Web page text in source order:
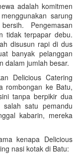
adalah komitmen
sarung
Pengemasan
tidak terpapar debu.
disusun rapi di dus
banyak pelanggan
dalam jumlah besar.
Delicious Catering
rombongan ke Batu,
tanpa berpikir dua
salah satu pemandu
kabarin, mereka
kenapa Delicious
nasi kotak di Batu: